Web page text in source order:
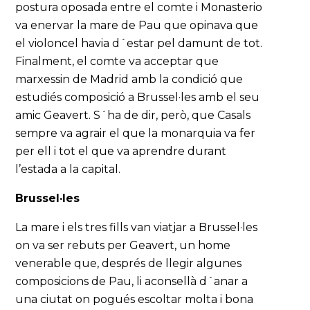
postura oposada entre el comte i Monasterio
va enervar la mare de Pau que opinava que
el violoncel havia d´estar pel damunt de tot.
Finalment, el comte va acceptar que
marxessin de Madrid amb la condició que
estudiés composició a Brussel·les amb el seu
amic Geavert. S´ha de dir, però, que Casals
sempre va agrair el que la monarquia va fer
per ell i tot el que va aprendre durant
l’estada a la capital.
Brussel·les
La mare i els tres fills van viatjar a Brussel·les
on va ser rebuts per Geavert, un home
venerable que, després de llegir algunes
composicions de Pau, li aconsellà d´anar a
una ciutat on pogués escoltar molta i bona